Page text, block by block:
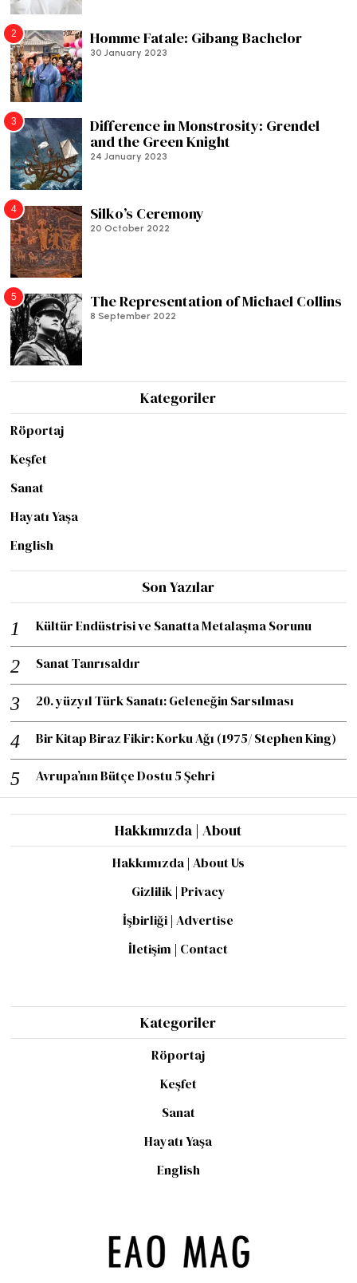
2 Homme Fatale: Gibang Bachelor
30 January 2023
3
Difference in Monstrosity: Grendel
and the Green Knight
24 January 2023
4 Silko’s Ceremony
20 October 2022
5 The Representation of Michael Collins
8 September 2022
Kategoriler
Röportaj
Keşfet
Sanat
Hayatı Yaşa
English
Son Yazılar
Kültür Endüstrisi ve Sanatta Metalaşma Sorunu
Sanat Tanrısaldır
20. yüzyıl Türk Sanatı: Geleneğin Sarsılması
Bir Kitap Biraz Fikir: Korku Ağı (1975/ Stephen King)
Avrupa’nın Bütçe Dostu 5 Şehri
Hakkımızda | About
Hakkımızda | About Us
Gizlilik | Privacy
İşbirliği | Advertise
İletişim | Contact
Kategoriler
Röportaj
Keşfet
Sanat
Hayatı Yaşa
English